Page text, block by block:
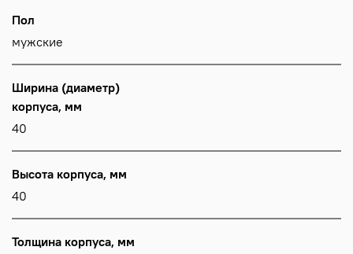
Пол
мужские
Ширина (диаметр)
корпуса, мм
40
Высота корпуса, мм
40
Толщина корпуса, мм